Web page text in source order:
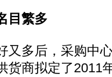
目繁多
多后，采购中
货商拟定了2011